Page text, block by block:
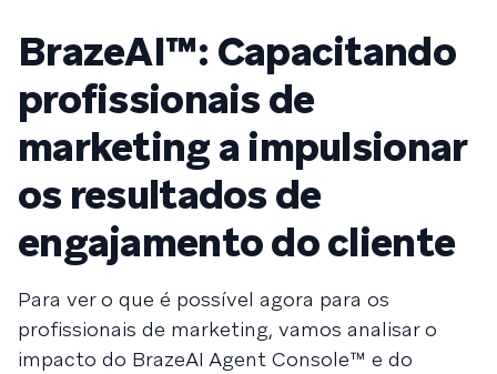
BrazeAI™: Capacitando
profissionais de
marketing a impulsionar
os resultados de
engajamento do cliente
Para ver o que é possível agora para os
profissionais de marketing, vamos analisar o
impacto do BrazeAI Agent Console™ e do